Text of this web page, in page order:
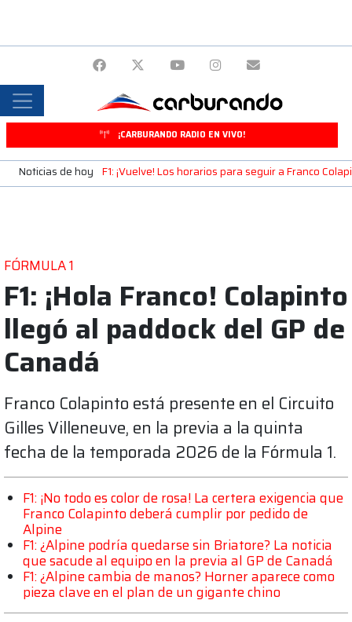
¡CARBURANDO RADIO EN VIVO!
Noticias de hoy F1: ¡Vuelve! Los horarios para seguir a Franco
FÓRMULA 1
F1: ¡Hola Franco! Colapinto
llegó al paddock del GP de
Canadá
Franco Colapinto está presente en el Circuito
Gilles Villeneuve, en la previa a la quinta
fecha de la temporada 2026 de la Fórmula 1.
F1: ¡No todo es color de rosa! La certera exigencia que
Franco Colapinto deberá cumplir por pedido de
Alpine
F1: ¿Alpine podría quedarse sin Briatore? La noticia
que sacude al equipo en la previa al GP de Canadá
F1: ¿Alpine cambia de manos? Horner aparece como
pieza clave en el plan de un gigante chino